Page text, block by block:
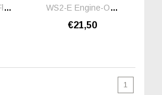
WS2-E Engine Flushing Oil *1 Liter WS2-E Engine-Oil-Upgrade Motorolie Additief
€21,50
1